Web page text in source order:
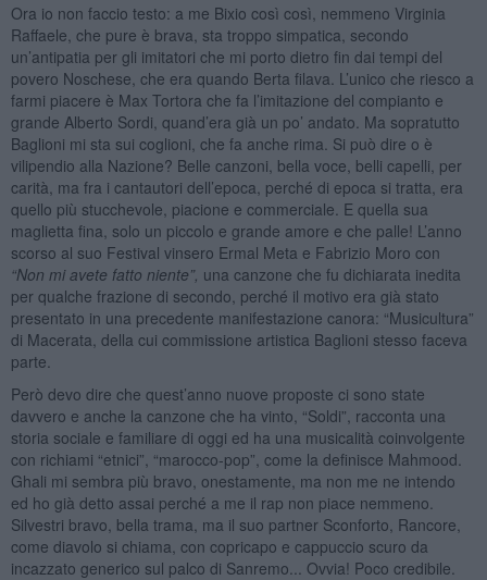
Ora io non faccio testo: a me Bixio così così, nemmeno Virginia
Raffaele, che pure è brava, sta troppo simpatica, secondo
un’antipatia per gli imitatori che mi porto dietro fin dai tempi del
povero Noschese, che era quando Berta filava. L’unico che riesco a
farmi piacere è Max Tortora che fa l’imitazione del compianto e
grande Alberto Sordi, quand’era già un po’ andato. Ma sopratutto
Baglioni mi sta sui coglioni, che fa anche rima. Si può dire o è
vilipendio alla Nazione? Belle canzoni, bella voce, belli capelli, per
carità, ma fra i cantautori dell’epoca, perché di epoca si tratta, era
quello più stucchevole, piacione e commerciale. E quella sua
maglietta fina, solo un piccolo e grande amore e che palle! L’anno
scorso al suo Festival vinsero Ermal Meta e Fabrizio Moro con
“Non mi avete fatto niente”, una canzone che fu dichiarata inedita
per qualche frazione di secondo, perché il motivo era già stato
presentato in una precedente manifestazione canora: “Musicultura”
di Macerata, della cui commissione artistica Baglioni stesso faceva
parte.
Però devo dire che quest’anno nuove proposte ci sono state
davvero e anche la canzone che ha vinto, “Soldi”, racconta una
storia sociale e familiare di oggi ed ha una musicalità coinvolgente
con richiami “etnici”, “marocco-pop”, come la definisce Mahmood.
Ghali mi sembra più bravo, onestamente, ma non me ne intendo
ed ho già detto assai perché a me il rap non piace nemmeno.
Silvestri bravo, bella trama, ma il suo partner Sconforto, Rancore,
come diavolo si chiama, con copricapo e cappuccio scuro da
incazzato generico sul palco di Sanremo... Ovvia! Poco credibile.